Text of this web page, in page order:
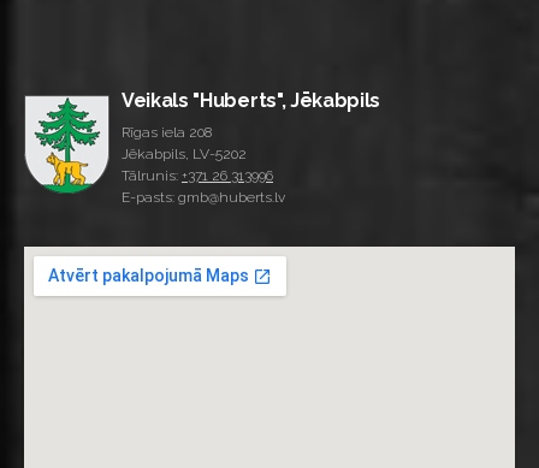
Veikals "Huberts", Jēkabpils
Rīgas iela 208
Jēkabpils, LV-5202
Tālrunis: +371 26 313996
E-pasts: gmb@huberts.lv